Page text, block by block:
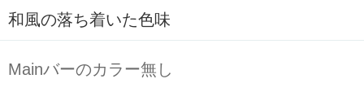
和風の落ち着いた色味
Mainバーのカラー無し